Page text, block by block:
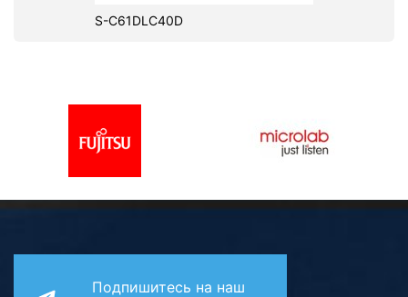
S-C61DLC40D
Подпишитесь на наш